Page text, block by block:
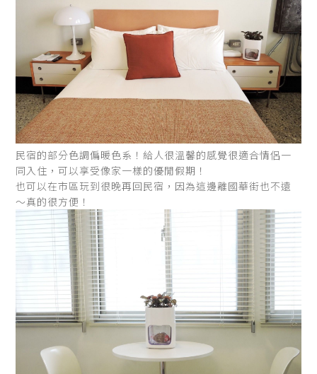
民宿的部分色調偏暖色系！給人很溫馨的感覺很適合情侶一
同入住，可以享受像家一樣的優閒假期！
也可以在市區玩到很晚再回民宿，因為這邊離國華街也不遠
～真的很方便！